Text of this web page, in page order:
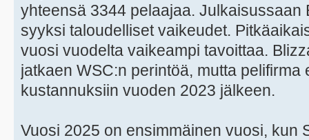
yhteensä 3344 pelaajaa. Julkaisussaan
syyksi taloudelliset vaikeudet.
vuosi vuodelta vaikeampi tavoittaa.
jatkaen WSC:n perintöä, mutta pelifirma
kustannuksiin vuoden 2023 jälkeen.
Vuosi 2025 on ensimmäinen vuosi, kun